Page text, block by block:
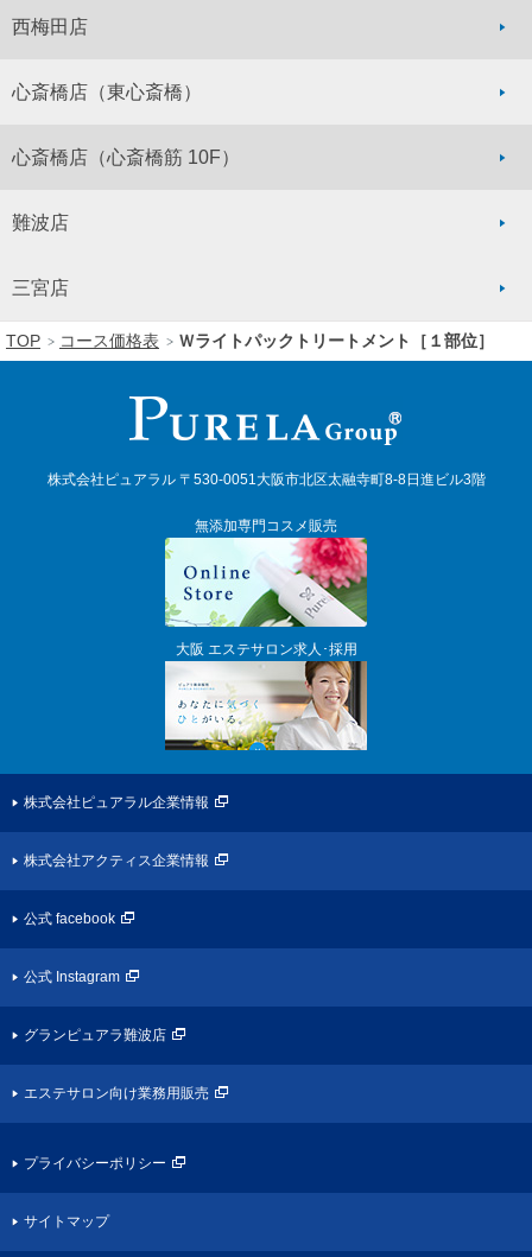
西梅田店
心斎橋店 （東心斎橋）
心斎橋店 （心斎橋筋 10F）
難波店
三宮店
TOP コース価格表 Ｗライトパックトリートメント［１部位］
株式会社ピュアラル 〒530-0051大阪市北区太融寺町8-8日進ビル3階
無添加専門コスメ販売
大阪 エステサロン求人･採用
株式会社ピュアラル企業情報
株式会社アクティス企業情報
公式 facebook
公式 Instagram
グランピュアラ難波店
エステサロン向け業務用販売
プライバシーポリシー
サイトマップ